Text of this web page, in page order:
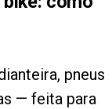
pneus
— feita para